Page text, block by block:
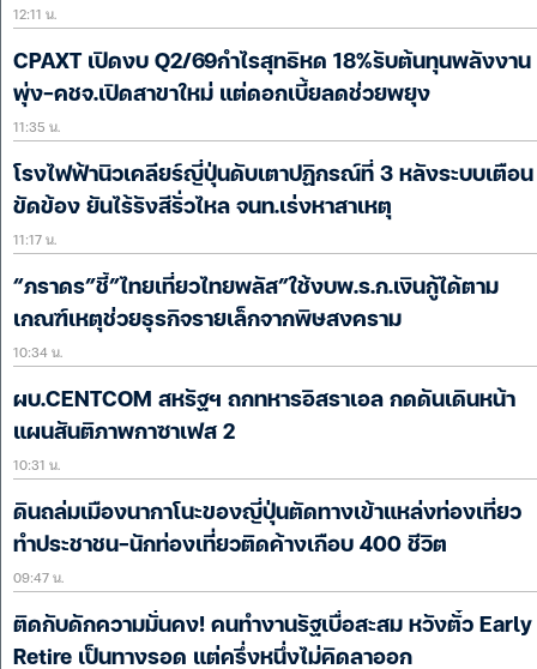
12:11 น.
CPAXT เปิดงบ Q2/69กำไรสุทธิหด 18%รับต้นทุนพลังงาน
พุ่ง-คชจ.เปิดสาขาใหม่ แต่ดอกเบี้ยลดช่วยพยุง
11:35 น.
โรงไฟฟ้านิวเคลียร์ญี่ปุ่นดับเตาปฏิกรณ์ที่ 3 หลังระบบเตือน
ขัดข้อง ยันไร้รังสีรั่วไหล จนท.เร่งหาสาเหตุ
11:17 น.
“ภราดร”ชี้”ไทยเที่ยวไทยพลัส”ใช้งบพ.ร.ก.เงินกู้ได้ตาม
เกณฑ์เหตุช่วยธุรกิจรายเล็กจากพิษสงคราม
10:34 น.
ผบ.CENTCOM สหรัฐฯ ถกทหารอิสราเอล กดดันเดินหน้า
แผนสันติภาพกาซาเฟส 2
10:31 น.
ดินถล่มเมืองนากาโนะของญี่ปุ่นตัดทางเข้าแหล่งท่องเที่ยว
ทำประชาชน-นักท่องเที่ยวติดค้างเกือบ 400 ชีวิต
09:47 น.
ติดกับดักความมั่นคง! คนทำงานรัฐเบื่อสะสม หวังตั๋ว Early
Retire เป็นทางรอด แต่ครึ่งหนึ่งไม่คิดลาออก